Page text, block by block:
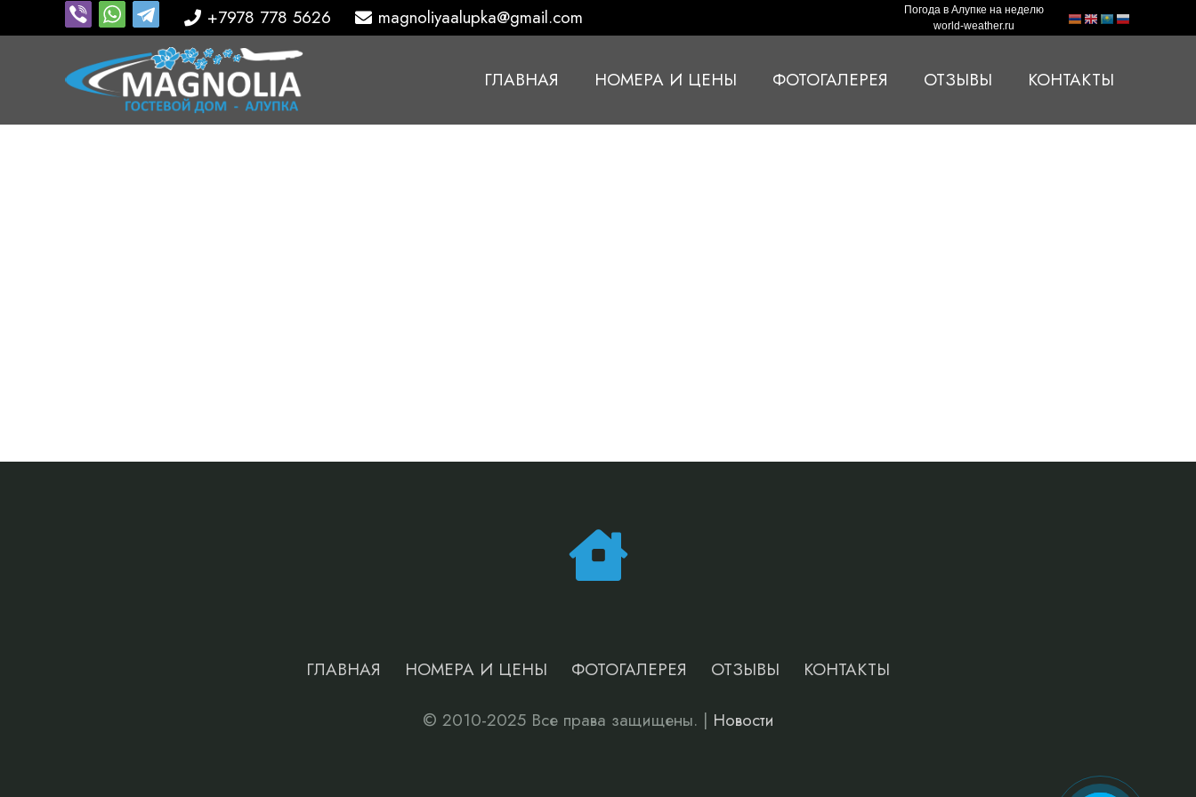
+7978 778 5626 magnoliyaalupka@gmail.com
Погода в Алупке на неделю
world-weather.ru
ГЛАВНАЯ НОМЕРА И ЦЕНЫ ФОТОГАЛЕРЕЯ ОТЗЫВЫ КОНТАКТЫ
ГЛАВНАЯ НОМЕРА И ЦЕНЫ ФОТОГАЛЕРЕЯ ОТЗЫВЫ КОНТАКТЫ
© 2010-2025 Все права защищены. | Новости